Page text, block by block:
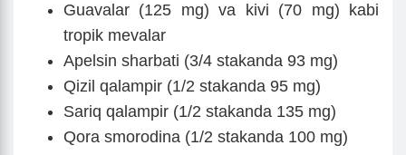
Guavalar (125 mg) va kivi (70 mg) kabi
tropik mevalar
Apelsin sharbati (3/4 stakanda 93 mg)
Qizil qalampir (1/2 stakanda 95 mg)
Sariq qalampir (1/2 stakanda 135 mg)
Qora smorodina (1/2 stakanda 100 mg)